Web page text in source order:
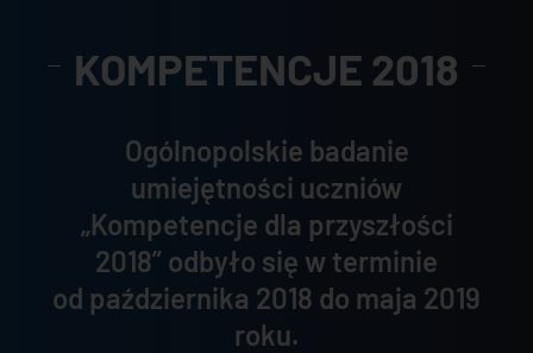
KOMPETENCJE 2018
Ogólnopolskie badanie
umiejętności uczniów
„Kompetencje dla przyszłości
2018” odbyło się w terminie
od października 2018 do maja 2019
roku.